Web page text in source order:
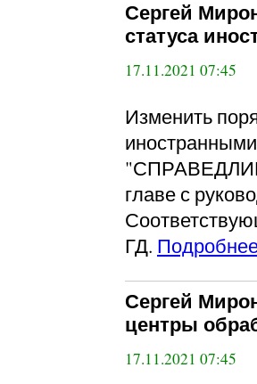
Сергей
статуса
17.11.2021 07:45
Изменить
главе с
ГД.
Сергей
центры
17.11.2021 07:45